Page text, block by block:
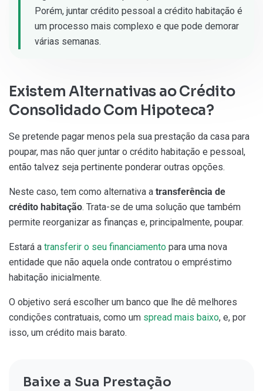
Porém, juntar crédito pessoal a crédito habitação é
um processo mais complexo e que pode demorar
várias semanas.
Existem Alternativas ao Crédito
Consolidado Com Hipoteca?
Se pretende pagar menos pela sua prestação da casa para
poupar, mas não quer juntar o crédito habitação e pessoal,
então talvez seja pertinente ponderar outras opções.
Neste caso, tem como alternativa a transferência de
crédito habitação. Trata-se de uma solução que também
permite reorganizar as finanças e, principalmente, poupar.
Estará a transferir o seu financiamento para uma nova
entidade que não aquela onde contratou o empréstimo
habitação inicialmente.
O objetivo será escolher um banco que lhe dê melhores
condições contratuais, como um spread mais baixo, e, por
isso, um crédito mais barato.
Baixe a Sua Prestação